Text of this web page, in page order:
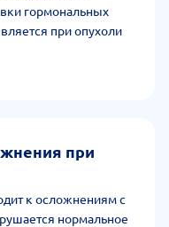
гормональных
при опухоли
ТТГ,
железы. Часто
при
к осложнениям с
нормальное